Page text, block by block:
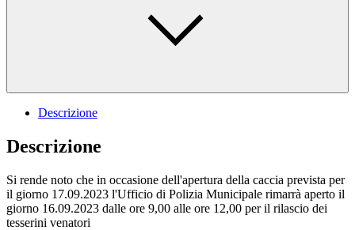
Descrizione
Descrizione
Si rende noto che in occasione dell'apertura della caccia prevista per
il giorno 17.09.2023 l'Ufficio di Polizia Municipale rimarrà aperto il
giorno 16.09.2023 dalle ore 9,00 alle ore 12,00 per il rilascio dei
tesserini venatori